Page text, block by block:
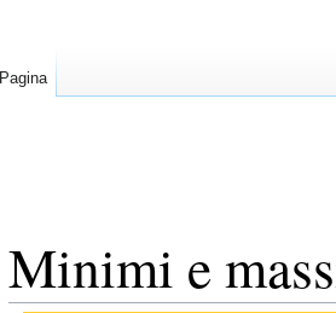
Minimi e
Pagina